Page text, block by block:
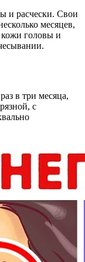
и расчески. Свои
месяцев,
кожи головы и
в три месяца,
с